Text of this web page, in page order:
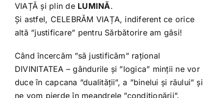
VIAȚĂ și plin de LUMINĂ.
Și astfel, CELEBRĂM VIAȚA, indiferent ce orice
altă ”justificare” pentru Sărbătorire am găsi!
Când încercăm ”să justificăm” rațional
DIVINITATEA – gândurile și ”logica” minții ne vor
duce în capcana ”dualității”, a ”binelui și răului” și
ne vom pierde în meandrele ”condiționării”.